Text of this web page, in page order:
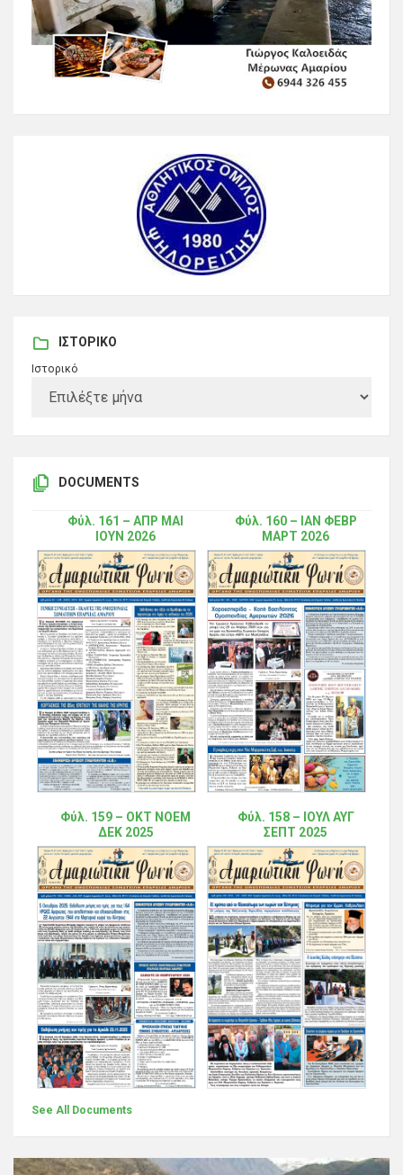
ΙΣΤΟΡΙΚΌ
Ιστορικό
DOCUMENTS
Φύλ. 161 – ΑΠΡ ΜΑΙ
ΙΟΥΝ 2026
Φύλ. 160 – ΙΑΝ ΦΕΒΡ
ΜΑΡΤ 2026
Φύλ. 159 – ΟΚΤ ΝΟΕΜ
ΔΕΚ 2025
Φύλ. 158 – ΙΟΥΛ ΑΥΓ
ΣΕΠΤ 2025
See All Documents